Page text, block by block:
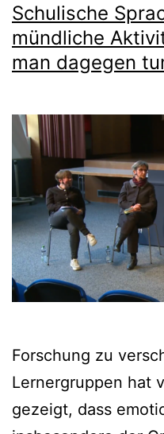
Schulische
mündliche
man dagegen
Forschung zu
Lernergruppen hat
gezeigt, dass